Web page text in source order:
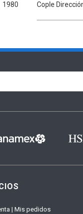
1980 Cople
| Mis pedidos